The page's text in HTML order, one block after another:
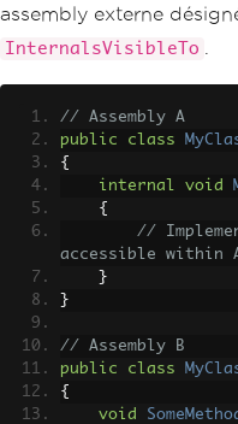
assembly externe
InternalsVisibleTo
// Assembly A
public
class
{
internal
void
{
//
accessible within
}
}
// Assembly B
public
class
{
void